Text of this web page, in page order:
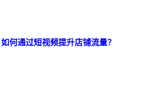
何通过短视频提升店铺流量？